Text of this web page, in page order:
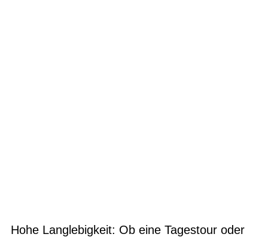
Hohe Langlebigkeit: Ob eine Tagestour oder